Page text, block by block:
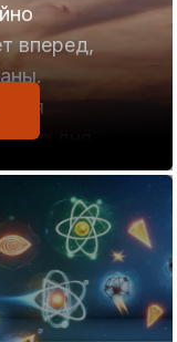
вперед,
дня.
для
сможешь.
и
что можно